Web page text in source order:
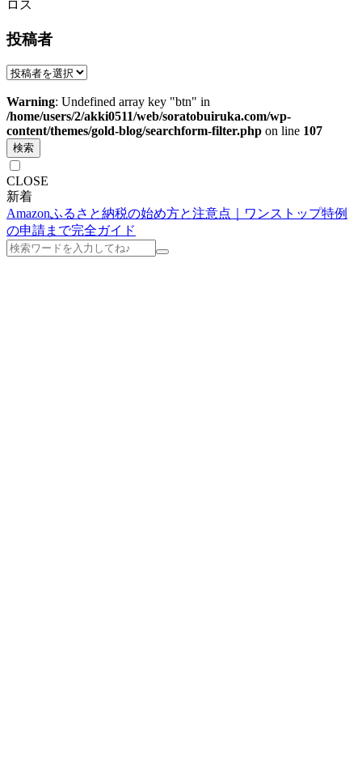
ロス
投稿者
Warning: Undefined array key "btn" in
/home/users/2/akki0511/web/soratobuiruka.com/wp-
content/themes/gold-blog/searchform-filter.php on line 107
検索
CLOSE
新着
Amazonふるさと納税の始め方と注意点｜ワンストップ特例
の申請まで完全ガイド